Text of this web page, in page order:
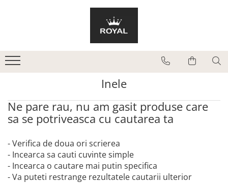
Bratari
Bratari
Coliere
Inele
Pandantive
Inele
Ne pare rau, nu am gasit produse care
sa se potriveasca cu cautarea ta
- Verifica de doua ori scrierea
- Incearca sa cauti cuvinte simple
- Incearca o cautare mai putin specifica
- Va puteti restrange rezultatele cautarii ulterior